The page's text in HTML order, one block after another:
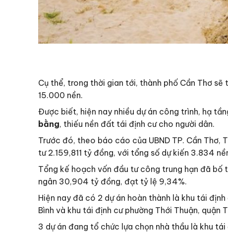
Cụ thể, trong thời gian tới, thành phố Cần Thơ
15.000 nền.
Được biết, hiện nay nhiều dự án công trình, hạ
bằng, thiếu nền đất tái định cư cho người dân.
Trước đó, theo báo cáo của UBND TP. Cần Thơ,
tư 2.159,811 tỷ đồng, với tổng số dự kiến 3.834
Tổng kế hoạch vốn đầu tư công trung hạn đã
ngân 30,904 tỷ đồng, đạt tỷ lệ 9,34%.
Hiện nay đã có 2 dự án hoàn thành là khu tái
Bình và khu tái định cư phường Thới Thuận, quận
3 dự án đang tổ chức lựa chọn nhà thầu là khu